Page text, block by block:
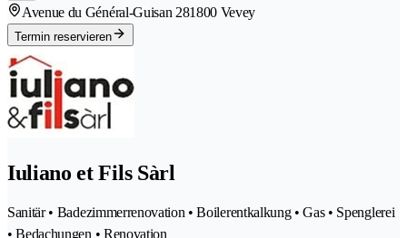
Avenue du Général-Guisan 281800 Vevey
Termin reservieren
Iuliano et Fils Sàrl
Sanitär • Badezimmerrenovation • Boilerentkalkung • Gas • Spenglerei
• Bedachungen • Renovation